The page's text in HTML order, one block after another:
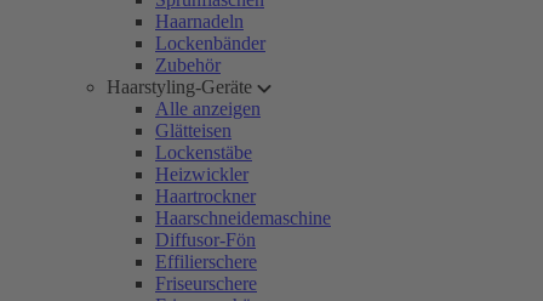
Haarnadeln
Lockenbänder
Zubehör
Haarstyling-Geräte
Alle anzeigen
Glätteisen
Lockenstäbe
Heizwickler
Haartrockner
Haarschneidemaschine
Diffusor-Fön
Effilierschere
Friseurschere